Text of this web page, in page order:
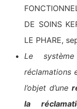
DE SOINS
LE PHARE,
Le
réclamations
l’objet d’une
la